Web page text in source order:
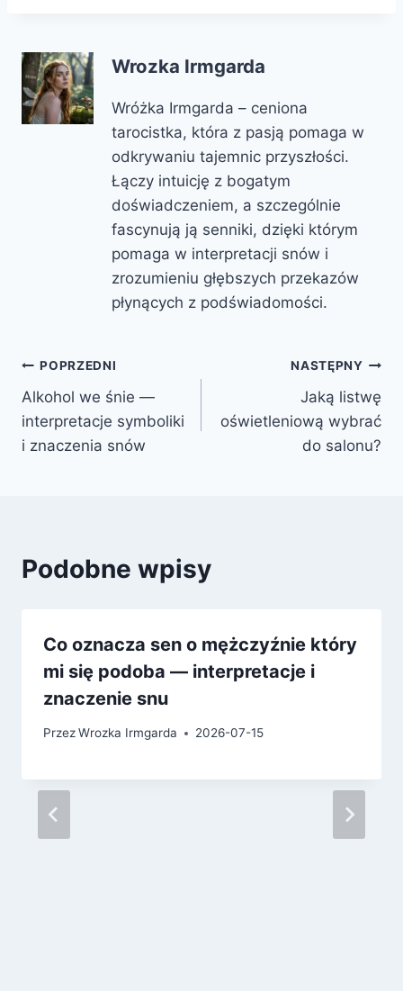
Wrozka Irmgarda
Wróżka Irmgarda – ceniona
tarocistka, która z pasją pomaga w
odkrywaniu tajemnic przyszłości.
Łączy intuicję z bogatym
doświadczeniem, a szczególnie
fascynują ją senniki, dzięki którym
pomaga w interpretacji snów i
zrozumieniu głębszych przekazów
płynących z podświadomości.
Nawigacja
wpisu
POPRZEDNI
Alkohol we śnie —
interpretacje symboliki
i znaczenia snów
NASTĘPNY
Jaką listwę
oświetleniową wybrać
do salonu?
Podobne wpisy
Co oznacza sen o mężczyźnie który
mi się podoba — interpretacje i
znaczenie snu
PrzezWrozka Irmgarda 2026-07-15